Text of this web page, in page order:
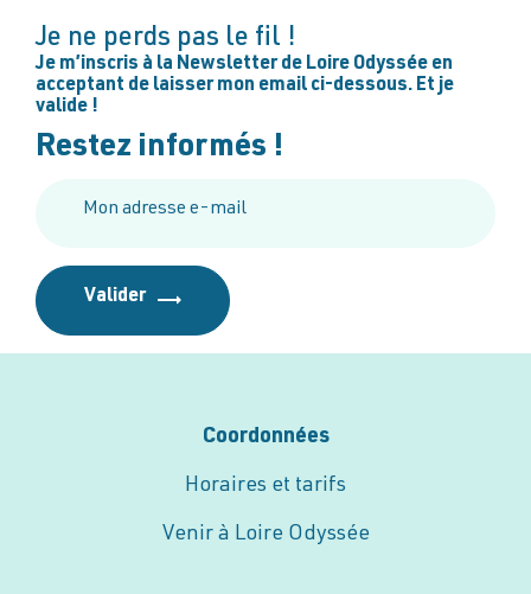
Je ne perds pas le fil !
Je m’inscris à la Newsletter de Loire Odyssée en
acceptant de laisser mon email ci-dessous. Et je
valide !
Restez informés !
Coordonnées
Horaires et tarifs
Venir à Loire Odyssée